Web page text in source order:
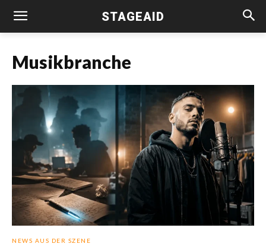
STAGEAID
Musikbranche
NEWS AUS DER SZENE